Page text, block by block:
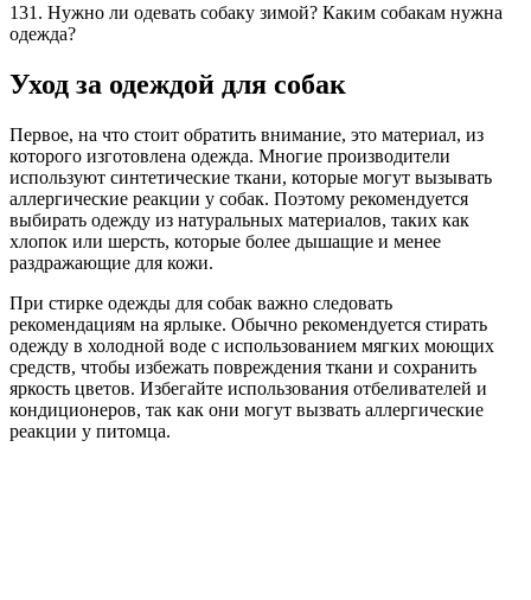
131. Нужно ли одевать собаку зимой? Каким собакам нужна
одежда?
Уход за одеждой для собак
Первое, на что стоит обратить внимание, это материал, из
которого изготовлена одежда. Многие производители
используют синтетические ткани, которые могут вызывать
аллергические реакции у собак. Поэтому рекомендуется
выбирать одежду из натуральных материалов, таких как
хлопок или шерсть, которые более дышащие и менее
раздражающие для кожи.
При стирке одежды для собак важно следовать
рекомендациям на ярлыке. Обычно рекомендуется стирать
одежду в холодной воде с использованием мягких моющих
средств, чтобы избежать повреждения ткани и сохранить
яркость цветов. Избегайте использования отбеливателей и
кондиционеров, так как они могут вызвать аллергические
реакции у питомца.